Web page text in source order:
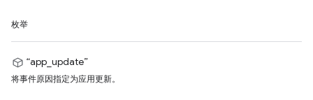
枚举
“app_update”
将事件原因指定为应用更新。